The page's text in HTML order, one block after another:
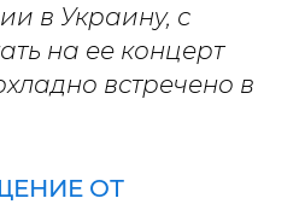
в Украину, с
на ее концерт
встречено в
ОТ